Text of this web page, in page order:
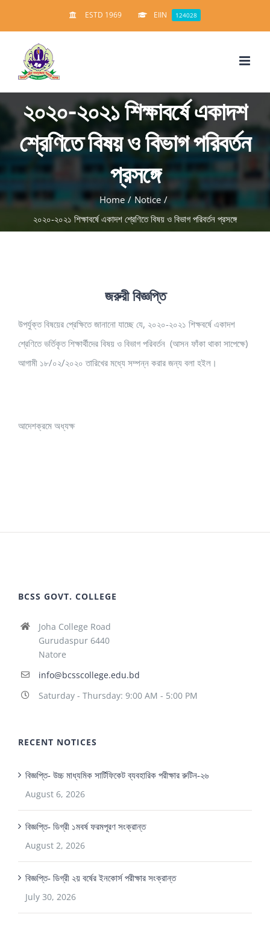
to
content
ESTD 1969 EIIN 124028
২০২০-২০২১ শিক্ষাবর্ষে একাদশ
শ্রেণিতে বিষয় ও বিভাগ পরিবর্তন
প্রসঙ্গে
Home / Notice /
২০২০-২০২১ শিক্ষাবর্ষে একাদশ শ্রেণিতে বিষয় ও বিভাগ পরিবর্তন প্রসঙ্গে
জরুরী বিজ্ঞপ্তি
উপর্যুক্ত বিষয়ের প্রেক্ষিতে জানানো যাচ্ছে যে, ২০২০-২০২১ শিক্ষবর্ষে একাদশ
শ্রেণিতে ভর্তিকৃত শিক্ষার্থীদের বিষয় ও বিভাগ পরিবর্তন (আসন ফাঁকা থাকা সাপেক্ষে)
আগামী ১৮/০২/২০২০ তারিখের মধ্যে সম্পন্ন করার জন্য বলা হইল।
আদেশক্রমে অধ্যক্ষ
BCSS GOVT. COLLEGE
Joha College Road
Gurudaspur 6440
Natore
info@bcsscollege.edu.bd
Saturday - Thursday: 9:00 AM - 5:00 PM
RECENT NOTICES
বিজ্ঞপ্তি- উচ্চ মাধ্যমিক সার্টিফিকেট ব্যবহারিক পরীক্ষার রুটিন-২৬
August 6, 2026
বিজ্ঞপ্তি- ডিগ্রী ১মবর্ষ ফরমপূরণ সংক্রান্ত
August 2, 2026
বিজ্ঞপ্তি- ডিগ্রী ২য় বর্ষের ইনকোর্স পরীক্ষার সংক্রান্ত
July 30, 2026